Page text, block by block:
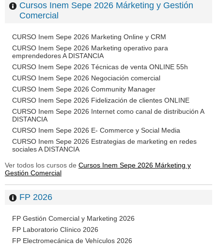
Cursos Inem Sepe 2026 Márketing y Gestión
Comercial
CURSO Inem Sepe 2026 Marketing Online y CRM
CURSO Inem Sepe 2026 Marketing operativo para
emprendedores A DISTANCIA
CURSO Inem Sepe 2026 Técnicas de venta ONLINE 55h
CURSO Inem Sepe 2026 Negociación comercial
CURSO Inem Sepe 2026 Community Manager
CURSO Inem Sepe 2026 Fidelización de clientes ONLINE
CURSO Inem Sepe 2026 Internet como canal de distribución A
DISTANCIA
CURSO Inem Sepe 2026 E- Commerce y Social Media
CURSO Inem Sepe 2026 Estrategias de marketing en redes
sociales A DISTANCIA
Ver todos los cursos de Cursos Inem Sepe 2026 Márketing y
Gestión Comercial
FP 2026
FP Gestión Comercial y Marketing 2026
FP Laboratorio Clínico 2026
FP Electromecánica de Vehículos 2026